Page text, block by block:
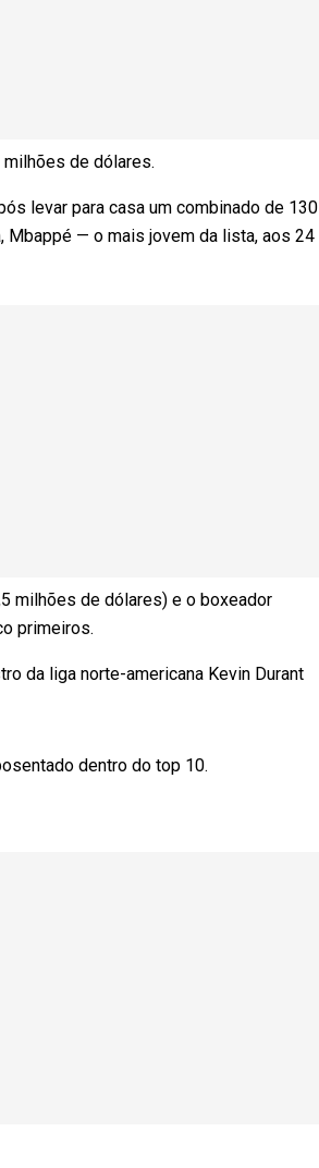
de dólares.
levar para casa um combinado de 130
Mbappé — o mais jovem da lista, aos 24
milhões de dólares) e o boxeador
primeiros.
da liga norte-americana Kevin Durant
dentro do top 10.